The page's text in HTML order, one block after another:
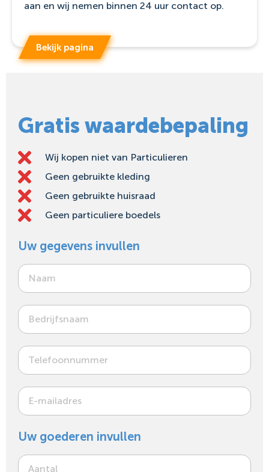
aan en wij nemen binnen 24 uur contact op.
Bekijk pagina
Gratis waardebepaling
Wij kopen niet van Particulieren
Geen gebruikte kleding
Geen gebruikte huisraad
Geen particuliere boedels
Uw gegevens invullen
Uw goederen invullen